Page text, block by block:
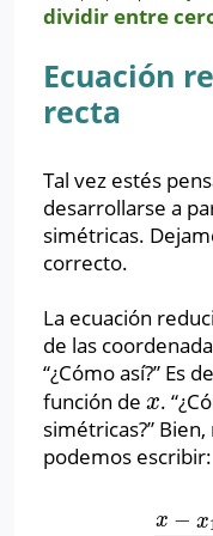
dividir entre
Ecuación
recta
Tal vez estés
desarrollarse a
simétricas.
correcto.
La ecuación
de las
“¿Cómo así?” Es
función de x
x.
simétricas?”
podemos escribir:
x − x